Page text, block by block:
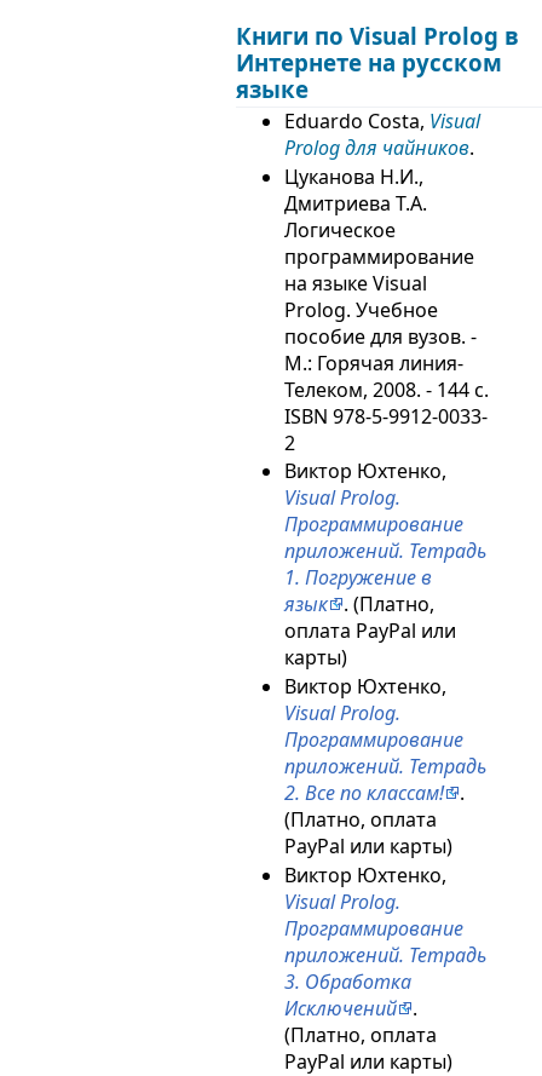
Книги по Visual Prolog в
Интернете на русском
языке
Eduardo Costa, Visual
Prolog для чайников.
Цуканова Н.И.,
Дмитриева Т.А.
Логическое
программирование
на языке Visual
Prolog. Учебное
пособие для вузов. -
М.: Горячая линия-
Телеком, 2008. - 144 с.
ISBN 978-5-9912-0033-
2
Виктор Юхтенко,
Visual Prolog.
Программирование
приложений. Тетрадь
1. Погружение в
язык
. (Платно,
оплата PayPal или
карты)
Виктор Юхтенко,
Visual Prolog.
Программирование
приложений. Тетрадь
2. Все по классам!
.
(Платно, оплата
PayPal или карты)
Виктор Юхтенко,
Visual Prolog.
Программирование
приложений. Тетрадь
3. Обработка
Исключений
.
(Платно, оплата
PayPal или карты)